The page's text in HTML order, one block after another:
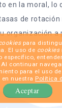
en la moral, lo
de rotación
organización a
para
El uso de cookies
específico,
continuar
para el uso de
nuestra Política
Aceptar